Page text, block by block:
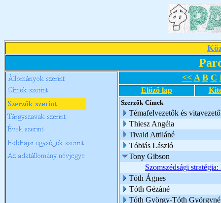
<< A B C
Előző lap
Szerzők Címek
Témafelvezetők és
Thiesz Angéla
Tivald Attiláné
Tóbiás László
Tony Gibson
Szomszédsági
Tóth Ágnes
Tóth Gézáné
Tóth György-Tóth Györgyné